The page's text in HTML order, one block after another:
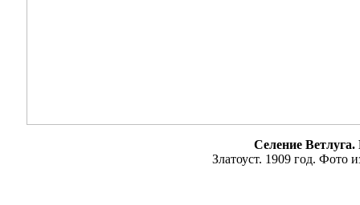
Селение Ветлуга.
Златоуст. 1909 год. Фото